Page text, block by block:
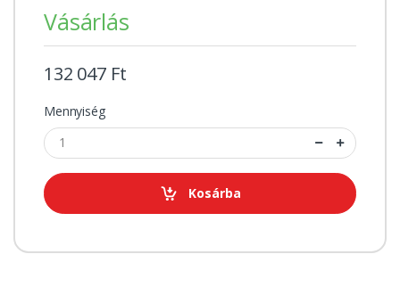
Vásárlás
132 047 Ft
Mennyiség
Kosárba